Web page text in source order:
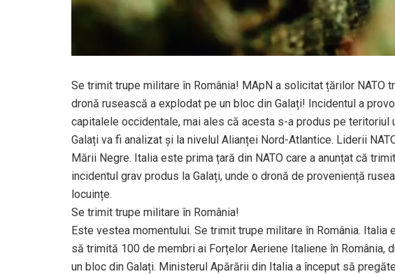
Se trimit trupe militare în România! MApN a solicitat țărilor NATO
dronă rusească a explodat pe un bloc din Galați! Incidentul a
capitalele occidentale, mai ales că acesta s-a produs pe teritoriul
Galați va fi analizat și la nivelul Alianței Nord-Atlantice. Liderii
Mării Negre. Italia este prima țară din NATO care a anunțat că
incidentul grav produs la Galați, unde o dronă de proveniență
locuințe.
Se trimit trupe militare în România!
Este vestea momentului. Se trimit trupe militare în România. Italia
să trimită 100 de membri ai Forțelor Aeriene Italiene în România,
un bloc din Galați. Ministerul Apărării din Italia a început să